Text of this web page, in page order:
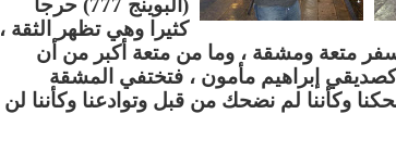
(البوينج 777) حرجا
كثيرا وهي تظهر الثقة ،
متعة ومشقة ، وما من متعة أكبر من أن
إبراهيم مأمون ، فتختفي المشقة
وكأننا لم نضحك من قبل وتوادعنا وكأننا لن